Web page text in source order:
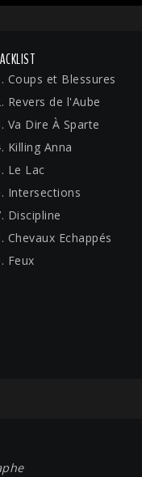
Coups et Blessures
Revers de l'Aube
Va Dire À Sparte
Killing Anna
Le Lac
Intersections
Discipline
Chevaux Echappés
Feux